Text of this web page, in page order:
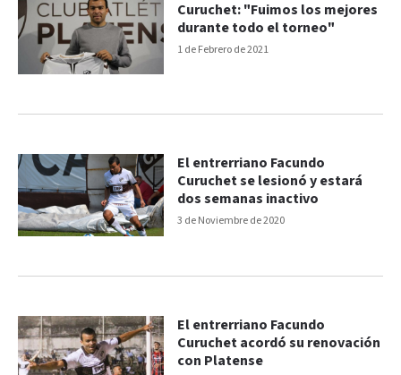
1 de Febrero de 2021
Curuchet: "Fuimos los mejores
durante todo el torneo"
3 de Noviembre de 2020
El entrerriano Facundo
Curuchet se lesionó y estará
dos semanas inactivo
El entrerriano Facundo
Curuchet acordó su renovación
con Platense